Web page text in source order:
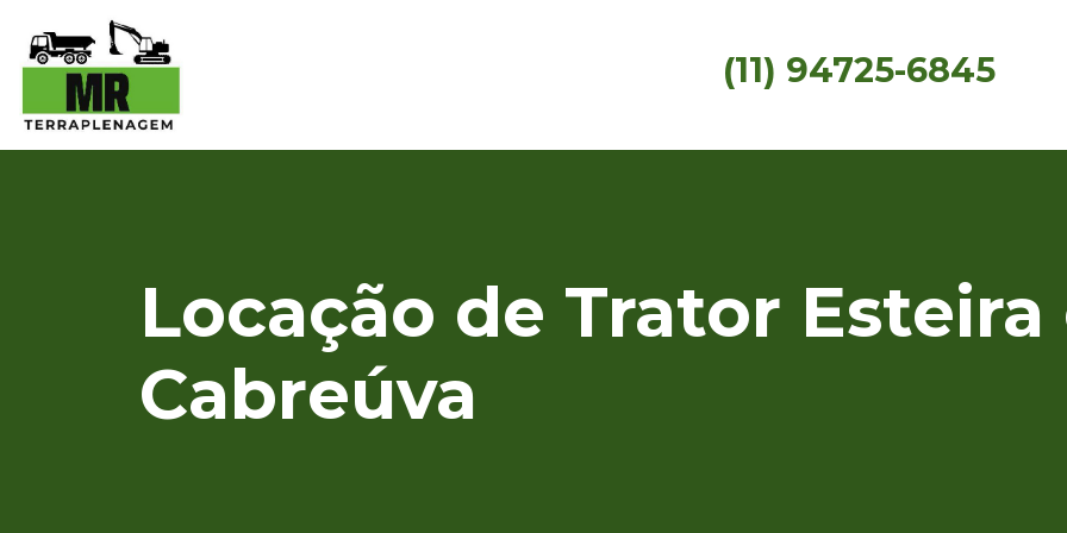
(11) 94725-6845
Locação de Trator Esteira
Cabreúva